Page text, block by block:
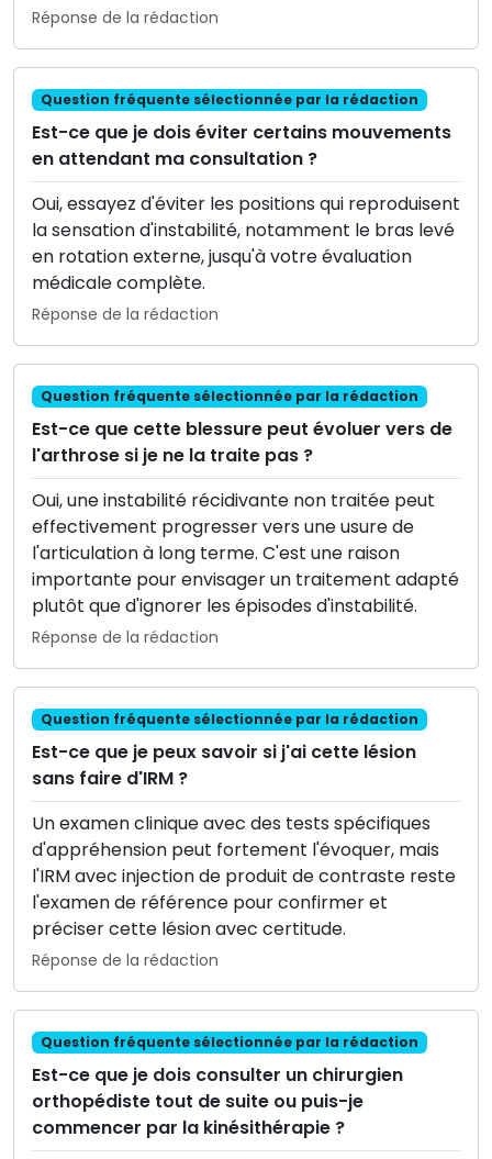
Réponse de la rédaction
Question fréquente sélectionnée par la rédaction
Est-ce que je dois éviter certains mouvements
en attendant ma consultation ?
Oui, essayez d'éviter les positions qui reproduisent
la sensation d'instabilité, notamment le bras levé
en rotation externe, jusqu'à votre évaluation
médicale complète.
Réponse de la rédaction
Question fréquente sélectionnée par la rédaction
Est-ce que cette blessure peut évoluer vers de
l'arthrose si je ne la traite pas ?
Oui, une instabilité récidivante non traitée peut
effectivement progresser vers une usure de
l'articulation à long terme. C'est une raison
importante pour envisager un traitement adapté
plutôt que d'ignorer les épisodes d'instabilité.
Réponse de la rédaction
Question fréquente sélectionnée par la rédaction
Est-ce que je peux savoir si j'ai cette lésion
sans faire d'IRM ?
Un examen clinique avec des tests spécifiques
d'appréhension peut fortement l'évoquer, mais
l'IRM avec injection de produit de contraste reste
l'examen de référence pour confirmer et
préciser cette lésion avec certitude.
Réponse de la rédaction
Question fréquente sélectionnée par la rédaction
Est-ce que je dois consulter un chirurgien
orthopédiste tout de suite ou puis-je
commencer par la kinésithérapie ?